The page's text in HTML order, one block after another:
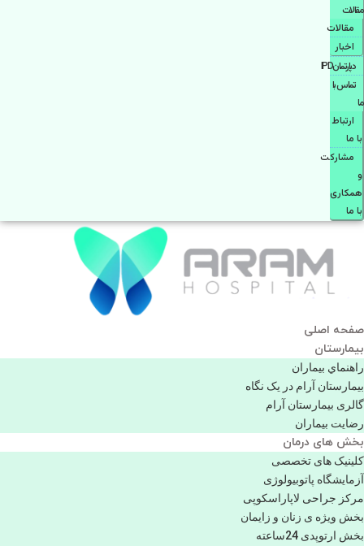
مقالات
مقالات
اخبار
دپارتمانIPD
تماس با
ما
ارتباط
با ما
مشاركت
و
همكاری
با ما
صفحه اصلی
بيمارستان
راهنماي بیماران
بیمارستان آرام در یک نگاه
گالری بیمارستان آرام
رضایت بیماران
بخش های درمان
کلینیک های تخصصی
آزمایشگاه پاتوبیولوژی
مرکز جراحی لاپاراسکوپی
بخش ویژه ی زنان و زایمان
بخش ارتوپدی 24ساعته